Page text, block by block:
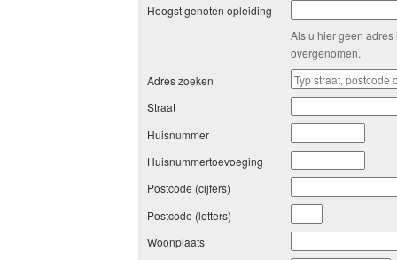
Hoogst genoten opleiding
Als u hier geen
overgenomen.
Adres zoeken
Straat
Huisnummer
Huisnummertoevoeging
Postcode (cijfers)
Postcode (letters)
Woonplaats